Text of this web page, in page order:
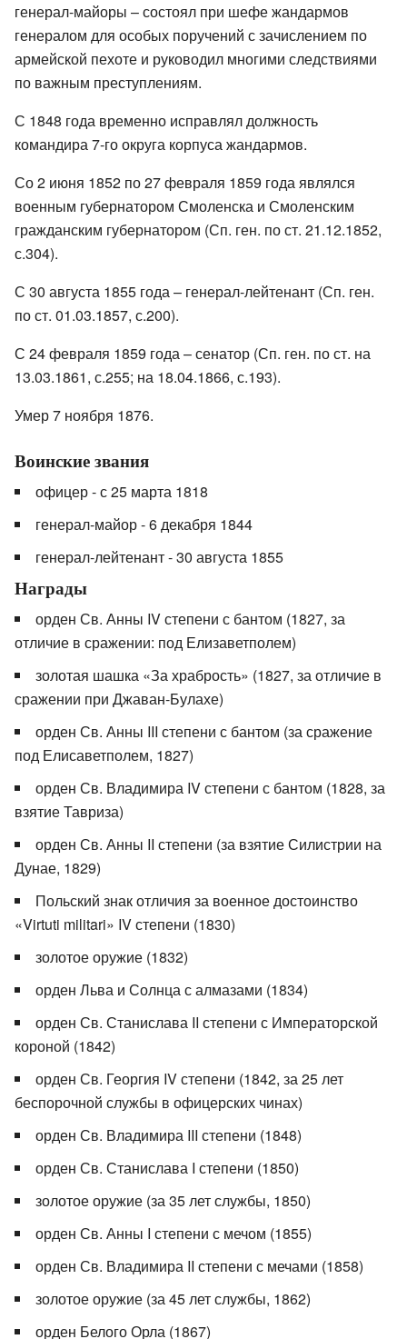
генерал-майоры – состоял при шефе жандармов
генералом для особых поручений с зачислением по
армейской пехоте и руководил многими следствиями
по важным преступлениям.
С 1848 года временно исправлял должность
командира 7-го округа корпуса жандармов.
Со 2 июня 1852 по 27 февраля 1859 года являлся
военным губернатором Смоленска и Смоленским
гражданским губернатором (Сп. ген. по ст. 21.12.1852,
с.304).
С 30 августа 1855 года – генерал-лейтенант (Сп. ген.
по ст. 01.03.1857, с.200).
С 24 февраля 1859 года – сенатор (Сп. ген. по ст. на
13.03.1861, с.255; на 18.04.1866, с.193).
Умер 7 ноября 1876.
Воинские звания
офицер - с 25 марта 1818
генерал-майор - 6 декабря 1844
генерал-лейтенант - 30 августа 1855
Награды
орден Св. Анны IV степени с бантом (1827, за
отличие в сражении: под Елизаветполем)
золотая шашка «За храбрость» (1827, за отличие в
сражении при Джаван-Булахе)
орден Св. Анны III степени с бантом (за сражение
под Елисаветполем, 1827)
орден Св. Владимира IV степени с бантом (1828, за
взятие Тавриза)
орден Св. Анны II степени (за взятие Силистрии на
Дунае, 1829)
Польский знак отличия за военное достоинство
«Virtuti militari» IV степени (1830)
золотое оружие (1832)
орден Льва и Солнца с алмазами (1834)
орден Св. Станислава II степени с Императорской
короной (1842)
орден Св. Георгия IV степени (1842, за 25 лет
беспорочной службы в офицерских чинах)
орден Св. Владимира III степени (1848)
орден Св. Станислава I степени (1850)
золотое оружие (за 35 лет службы, 1850)
орден Св. Анны I степени с мечом (1855)
орден Св. Владимира II степени с мечами (1858)
золотое оружие (за 45 лет службы, 1862)
орден Белого Орла (1867)